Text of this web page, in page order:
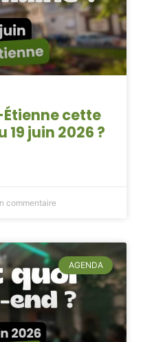
cette
19 juin 2026 ?
commentaire
AGENDA